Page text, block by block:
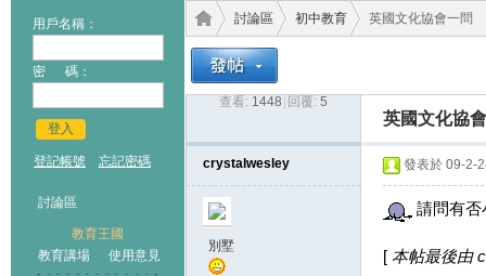
用戶名稱：
密 碼：
登入
登記帳號 忘記密碼
討論區
教育王國
教育講場
使用意見
討論區
›
初中教育 英國文化協會一問
查看: 1448 回覆: 5
英國文化協
crystalwesley
別墅
發表於 09-2-
請問有否
[ 本帖最後由